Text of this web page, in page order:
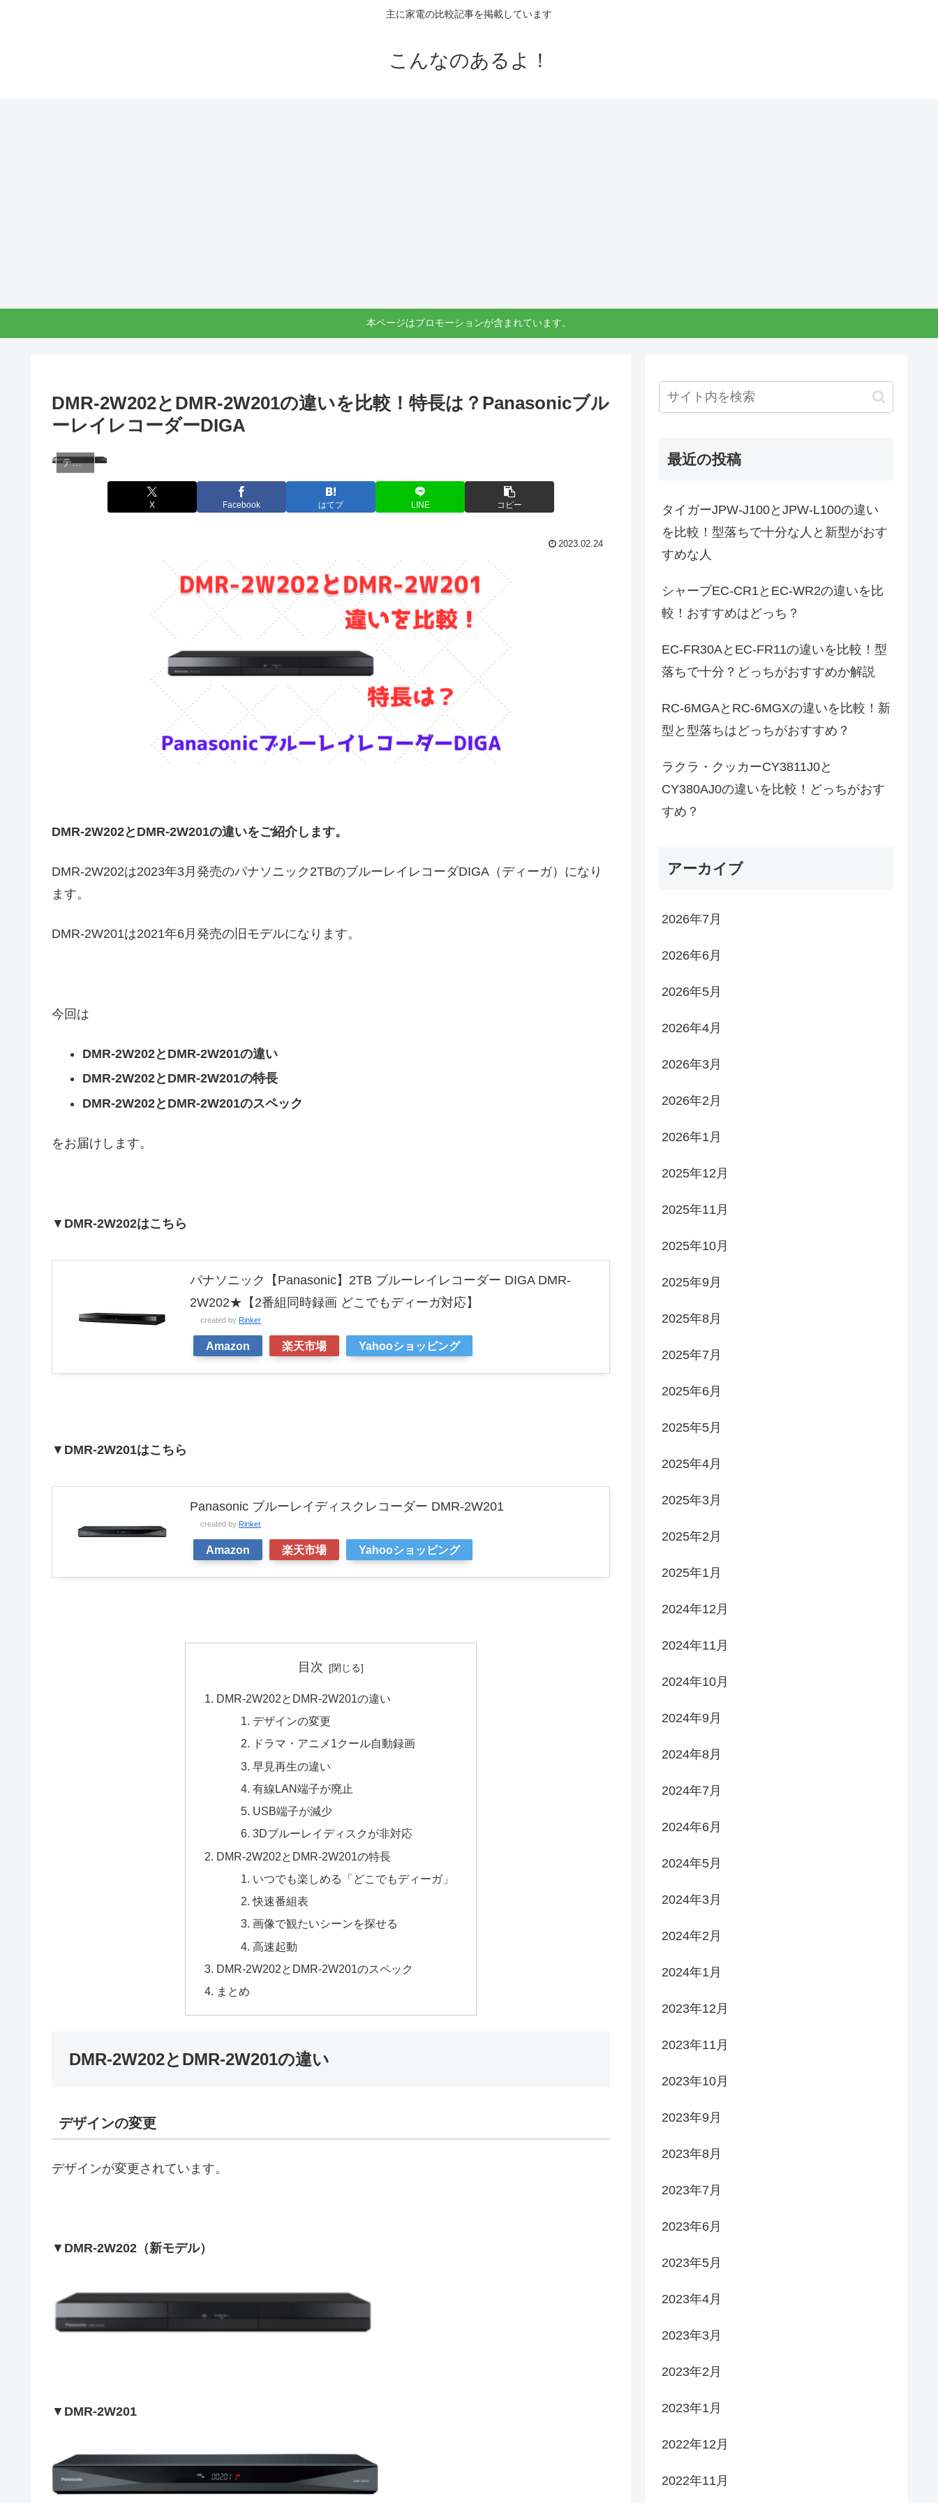
主に家電の比較記事を掲載しています
こんなのあるよ！
本ページはプロモーションが含まれています。
DMR-2W202とDMR-2W201の違いを比較！特長は？Panasonicブル
ーレイレコーダーDIGA
テレビ・レコーダー・オーディオ
X Facebook はてブ LINE コピー
2023.02.24
DMR-2W202とDMR-2W201の違いをご紹介します。
DMR-2W202は2023年3月発売のパナソニック2TBのブルーレイレコーダDIGA（ディーガ）になり
ます。
DMR-2W201は2021年6月発売の旧モデルになります。
今回は
DMR-2W202とDMR-2W201の違い
DMR-2W202とDMR-2W201の特長
DMR-2W202とDMR-2W201のスペック
をお届けします。
▼ DMR-2W202はこちら
パナソニック【Panasonic】2TB ブルーレイレコーダー DIGA DMR-
2W202★【2番組同時録画 どこでもディーガ対応】
created by Rinker
Amazon 楽天市場 Yahooショッピング
▼ DMR-2W201はこちら
Panasonic ブルーレイディスクレコーダー DMR-2W201
created by Rinker
Amazon 楽天市場 Yahooショッピング
目次
DMR-2W202とDMR-2W201の違い
デザインの変更
ドラマ・アニメ1クール自動録画
早見再生の違い
有線LAN端子が廃止
USB端子が減少
3Dブルーレイディスクが非対応
DMR-2W202とDMR-2W201の特長
いつでも楽しめる「どこでもディーガ」
快速番組表
画像で観たいシーンを探せる
高速起動
DMR-2W202とDMR-2W201のスペック
まとめ
DMR-2W202とDMR-2W201の違い
デザインの変更
デザインが変更されています。
▼ DMR-2W202（新モデル）
▼ DMR-2W201
最近の投稿
タイガーJPW-J100とJPW-L100の違い
を比較！型落ちで十分な人と新型がおす
すめな人
シャープEC-CR1とEC-WR2の違いを比
較！おすすめはどっち？
EC-FR30AとEC-FR11の違いを比較！型
落ちで十分？どっちがおすすめか解説
RC-6MGAとRC-6MGXの違いを比較！新
型と型落ちはどっちがおすすめ？
ラクラ・クッカーCY3811J0と
CY380AJ0の違いを比較！どっちがおす
すめ？
アーカイブ
2026年7月
2026年6月
2026年5月
2026年4月
2026年3月
2026年2月
2026年1月
2025年12月
2025年11月
2025年10月
2025年9月
2025年8月
2025年7月
2025年6月
2025年5月
2025年4月
2025年3月
2025年2月
2025年1月
2024年12月
2024年11月
2024年10月
2024年9月
2024年8月
2024年7月
2024年6月
2024年5月
2024年3月
2024年2月
2024年1月
2023年12月
2023年11月
2023年10月
2023年9月
2023年8月
2023年7月
2023年6月
2023年5月
2023年4月
2023年3月
2023年2月
2023年1月
2022年12月
2022年11月